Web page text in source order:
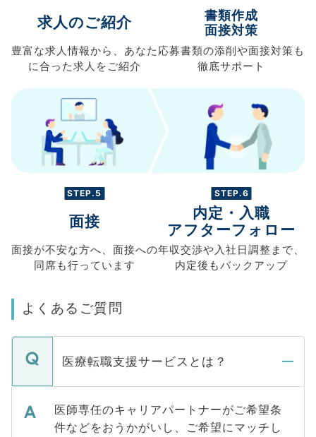
求人のご紹介
豊富な求人情報から、 あなた
に合った求人を ご紹介
書類作成
面接対策
応募書類の添削や面接対策も
徹底サポート
STEP.5
面接
面接が不安な方へ、 面接への
同席も行っています
STEP.6
内定・入職
アフターフォロー
年収交渉や入社日調整まで、
内定後もバックアップ
よくあるご質問
医療転職支援サービスとは？
医師専任のキャリアパートナーがご希望条
件などをおうかがいし、ご希望にマッチし